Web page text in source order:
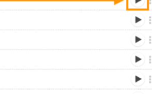
▼セットリストの誤りを報告する